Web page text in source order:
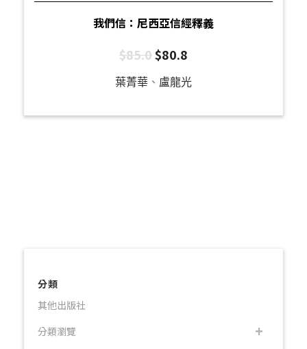
我們信：尼西亞信經釋義
$85.0$80.8
葉菁華 、 盧龍光
分類
其他出版社
分類瀏覽